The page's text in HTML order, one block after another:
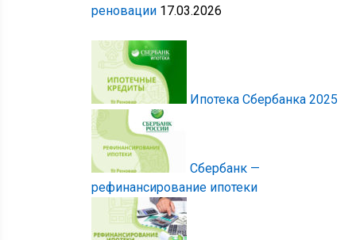
реновации 17.03.2026
Ипотека Сбербанка 2025
Сбербанк —
рефинансирование ипотеки